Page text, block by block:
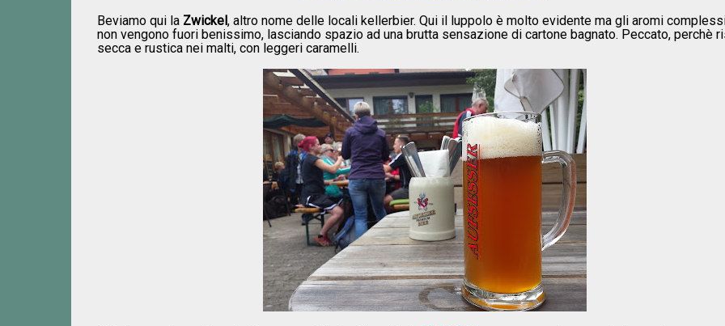
Beviamo qui la Zwickel, altro nome delle locali kellerbier. Qui il luppolo è molto evidente ma gli aromi
non vengono fuori benissimo, lasciando spazio ad una brutta sensazione di cartone bagnato. Peccato, perchè
secca e rustica nei malti, con leggeri caramelli.